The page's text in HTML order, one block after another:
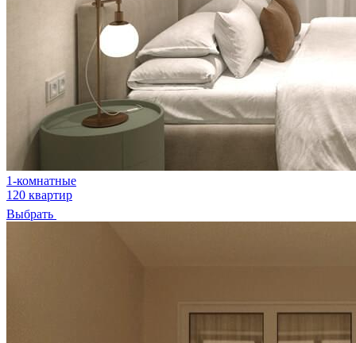
1-комнатные
120 квартир
Выбрать